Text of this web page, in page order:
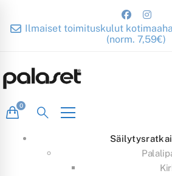
Ilmaiset toimituskulut
(norm. 7,59€)